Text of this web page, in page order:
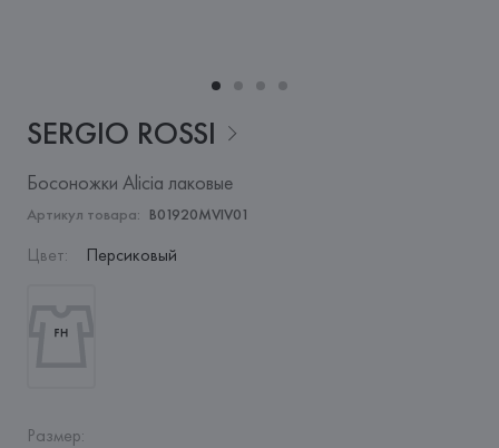
SERGIO ROSSI
Босоножки Alicia лаковые
Артикул товара: B01920MVIV01
Цвет: Персиковый
Размер: